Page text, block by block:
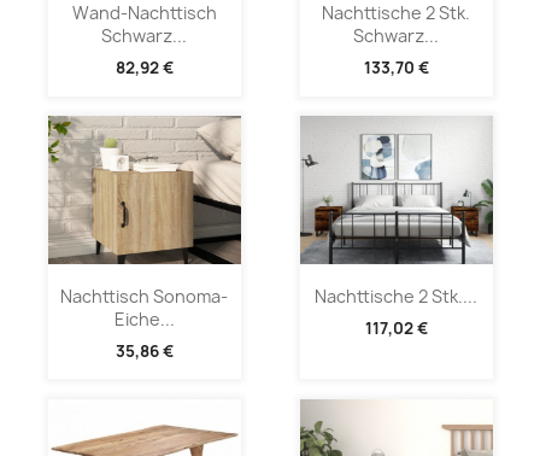
Wand-Nachttisch
Schwarz...
82,92 €
Nachttische 2 Stk.
Schwarz...
133,70 €
Nachttisch Sonoma-
Eiche...
35,86 €
Nachttische 2 Stk....
117,02 €